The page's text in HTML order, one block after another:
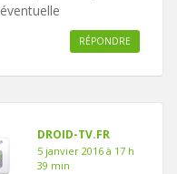
éventuelle
RÉPONDRE
DROID-TV.FR
5 janvier 2016 à 17 h
39 min